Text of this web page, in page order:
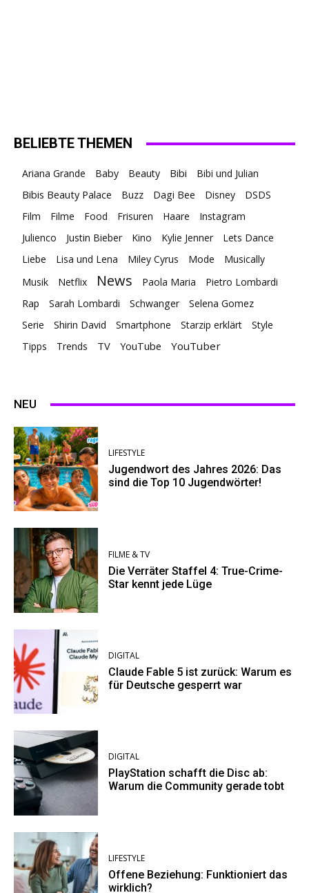
BELIEBTE THEMEN
Ariana Grande Baby Beauty Bibi Bibi und Julian
Bibis Beauty Palace Buzz Dagi Bee Disney
DSDS
Film
Filme Food Frisuren Haare
Instagram
Julienco
Justin Bieber Kino Kylie Jenner
Lets Dance
Liebe
Lisa und Lena Miley Cyrus Mode
Musically
Musik
Netflix News Paola Maria
Pietro Lombardi
Rap
Sarah Lombardi Schwanger
Selena Gomez
Serie
Shirin David Smartphone Starzip erklärt
Style
Tipps
Trends TV YouTube YouTuber
NEU
LIFESTYLE
Jugendwort des Jahres 2026: Das
sind die Top 10 Jugendwörter!
FILME & TV
Die Verräter Staffel 4: True-Crime-
Star kennt jede Lüge
DIGITAL
Claude Fable 5 ist zurück: Warum es
für Deutsche gesperrt war
DIGITAL
PlayStation schafft die Disc ab:
Warum die Community gerade tobt
LIFESTYLE
Offene Beziehung: Funktioniert das
wirklich?